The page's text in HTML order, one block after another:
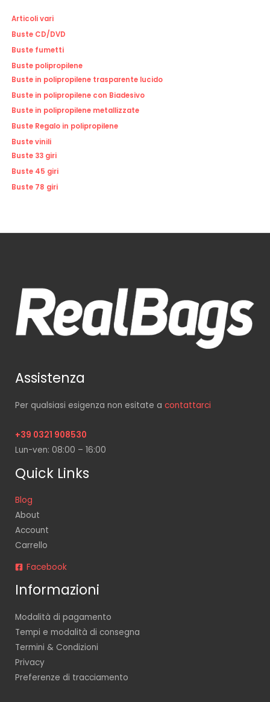
Articoli vari
Buste CD/DVD
Buste fumetti
Buste polipropilene
Buste in polipropilene trasparente lucido
Buste in polipropilene con Biadesivo
Buste in polipropilene metallizzate
Buste Regalo in polipropilene
Buste vinili
Buste 33 giri
Buste 45 giri
Buste 78 giri
Assistenza
Per qualsiasi esigenza non esitate a contattarci
+39 0321 908530
Lun-ven: 08:00 – 16:00
Quick Links
Blog
About
Account
Carrello
Facebook
Informazioni
Modalità di pagamento
Tempi e modalità di consegna
Termini & Condizioni
Privacy
Preferenze di tracciamento